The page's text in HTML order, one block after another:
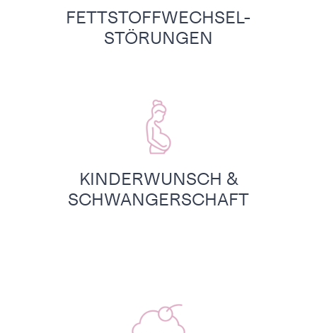
FETTSTOFFWECHSEL-
STÖRUNGEN
KINDERWUNSCH &
SCHWANGERSCHAFT